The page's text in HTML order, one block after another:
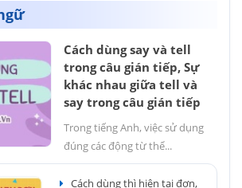
Cách dùng say và tell
trong câu gián tiếp, Sự
khác nhau giữa tell và
say trong câu gián tiếp
Trong tiếng Anh, việc sử dụng
đúng các động từ thể...
Cách dùng thì hiện tại đơn,